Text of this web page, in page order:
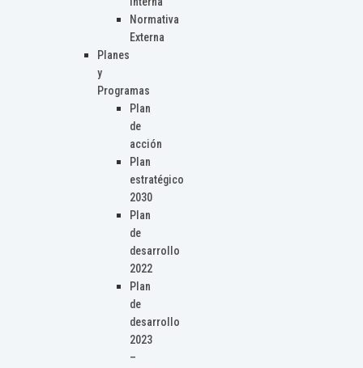
Normativa
Externa
Planes
y
Programas
Plan
de
acción
Plan
estratégico
2030
Plan
de
desarrollo
2022
Plan
de
desarrollo
2023
–